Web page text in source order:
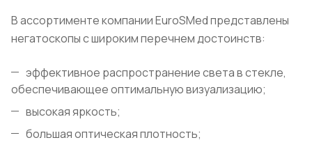
В ассортименте компании EuroSMed представлены
негатоскопы с широким перечнем достоинств:
эффективное распространение света в стекле,
обеспечивающее оптимальную визуализацию;
высокая яркость;
большая оптическая плотность;